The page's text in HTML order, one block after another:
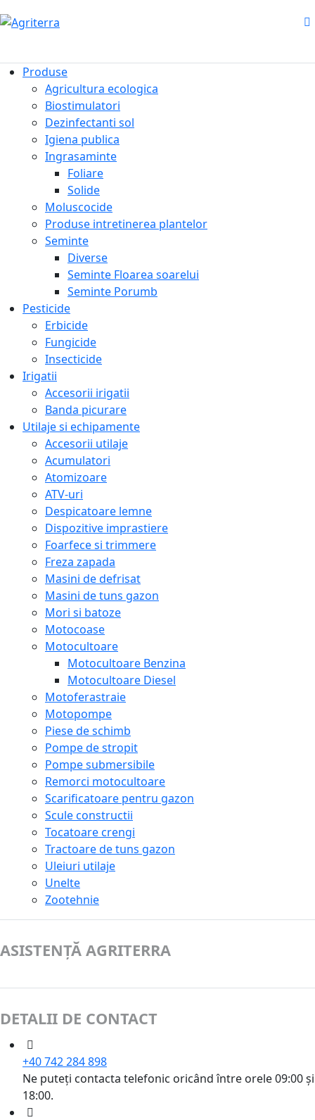
Produse
Agricultura ecologica
Biostimulatori
Dezinfectanti sol
Igiena publica
Ingrasaminte
Foliare
Solide
Moluscocide
Produse intretinerea plantelor
Seminte
Diverse
Seminte Floarea soarelui
Seminte Porumb
Pesticide
Erbicide
Fungicide
Insecticide
Irigatii
Accesorii irigatii
Banda picurare
Utilaje si echipamente
Accesorii utilaje
Acumulatori
Atomizoare
ATV-uri
Despicatoare lemne
Dispozitive imprastiere
Foarfece si trimmere
Freza zapada
Masini de defrisat
Masini de tuns gazon
Mori si batoze
Motocoase
Motocultoare
Motocultoare Benzina
Motocultoare Diesel
Motoferastraie
Motopompe
Piese de schimb
Pompe de stropit
Pompe submersibile
Remorci motocultoare
Scarificatoare pentru gazon
Scule constructii
Tocatoare crengi
Tractoare de tuns gazon
Uleiuri utilaje
Unelte
Zootehnie
ASISTENȚĂ AGRITERRA
DETALII DE CONTACT
+40 742 284 898
Ne puteți contacta telefonic oricând între orele 09:00 și
18:00.